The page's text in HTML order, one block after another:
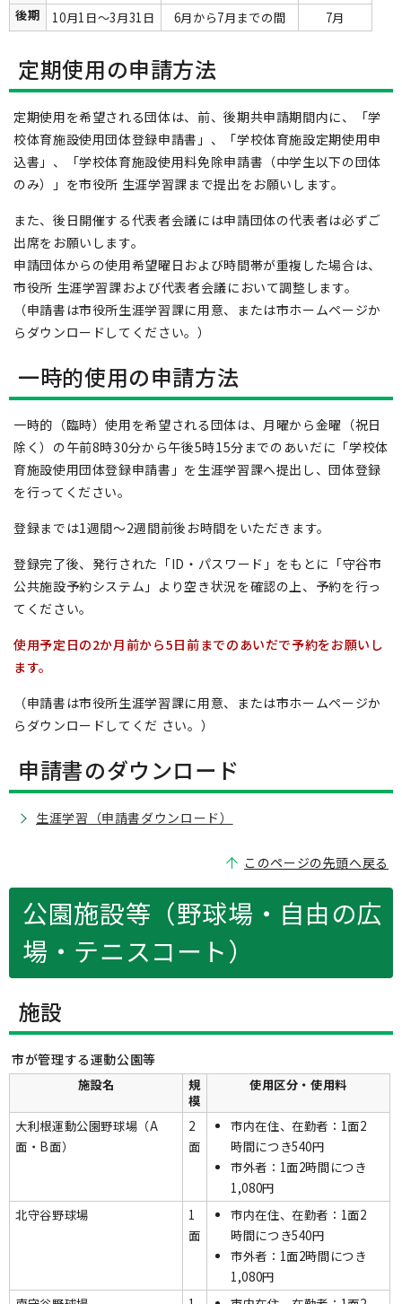
後期
10月1日～3月31日 6月から7月までの間 7月
定期使用の申請方法
定期使用を希望される団体は、前、後期共申請期間内に、「学
校体育施設使用団体登録申請書」、「学校体育施設定期使用申
込書」、「学校体育施設使用料免除申請書（中学生以下の団体
のみ）」を市役所 生涯学習課まで提出をお願いします。
また、後日開催する代表者会議には申請団体の代表者は必ずご
出席をお願いします。
申請団体からの使用希望曜日および時間帯が重複した場合は、
市役所 生涯学習課および代表者会議において調整します。
（申請書は市役所生涯学習課に用意、または市ホームページか
らダウンロードしてください。）
一時的使用の申請方法
一時的（臨時）使用を希望される団体は、月曜から金曜（祝日
除く）の午前8時30分から午後5時15分までのあいだに「学校体
育施設使用団体登録申請書」を生涯学習課へ提出し、団体登録
を行ってください。
登録までは1週間～2週間前後お時間をいただきます。
登録完了後、発行された「ID・パスワード」をもとに「守谷市
公共施設予約システム」より空き状況を確認の上、予約を行っ
てください。
使用予定日の2か月前から5日前までのあいだで予約をお願いし
ます。
（申請書は市役所生涯学習課に用意、または市ホームページか
らダウンロードしてくだ さい。）
申請書のダウンロード
生涯学習（申請書ダウンロード）
このページの先頭へ戻る
公園施設等（野球場・自由の広
場・テニスコート）
施設
市が管理する運動公園等
施設名
規
模
使用区分・使用料
大利根運動公園野球場（A
面・B面）
2
面
市内在住、在勤者：1面2
時間につき540円
市外者：1面2時間につき
1,080円
北守谷野球場
1
面
市内在住、在勤者：1面2
時間につき540円
市外者：1面2時間につき
1,080円